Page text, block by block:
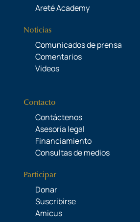
Areté Academy
Noticias
Comunicados de prensa
Comentarios
Videos
Contacto
Contáctenos
Asesoría legal
Financiamiento
Consultas de medios
Participar
Donar
Suscribirse
Amicus